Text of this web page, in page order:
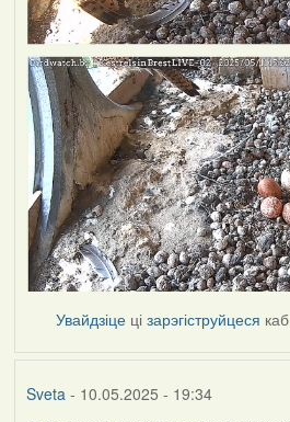
Увайдзіце цізарэгіструйцеся
Sveta - 10.05.2025 - 19:34